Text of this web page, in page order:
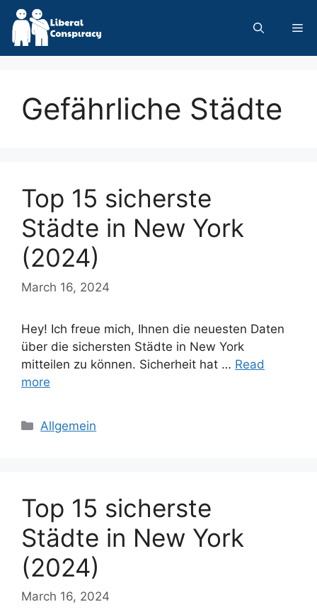
Skip
content
Gefährliche Städte
Top 15 sicherste
Städte in New York
(2024)
March 16, 2024
Hey! Ich freue mich, Ihnen die neuesten Daten
über die sichersten Städte in New York
mitteilen zu können. Sicherheit hat … Read
more
Categories
Allgemein
Top 15 sicherste
Städte in New York
(2024)
March 16, 2024